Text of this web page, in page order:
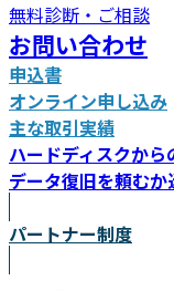
無料診断・ご相談
お問い合わせ
申込書
オンライン申し込み
主な取引実績
ハードディスクから
データ復旧を頼む
パートナー制度